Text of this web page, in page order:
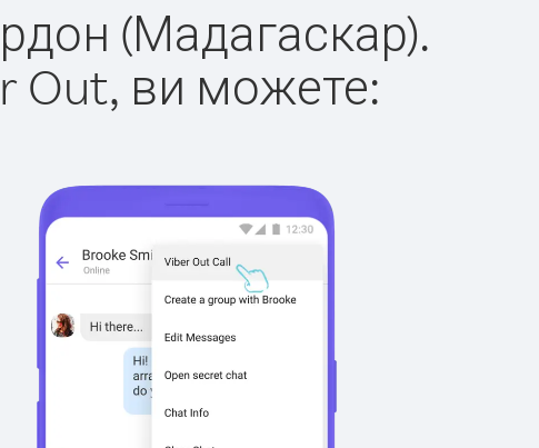
(Мадагаскар).
Out, ви можете: